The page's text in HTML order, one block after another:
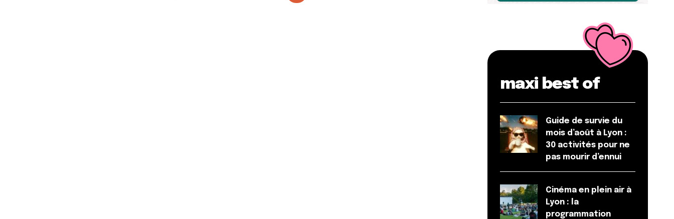
maxi best of
Guide de survie du
mois d’août à Lyon :
30 activités pour ne
pas mourir d’ennui
Cinéma en plein air à
Lyon : la
programmation